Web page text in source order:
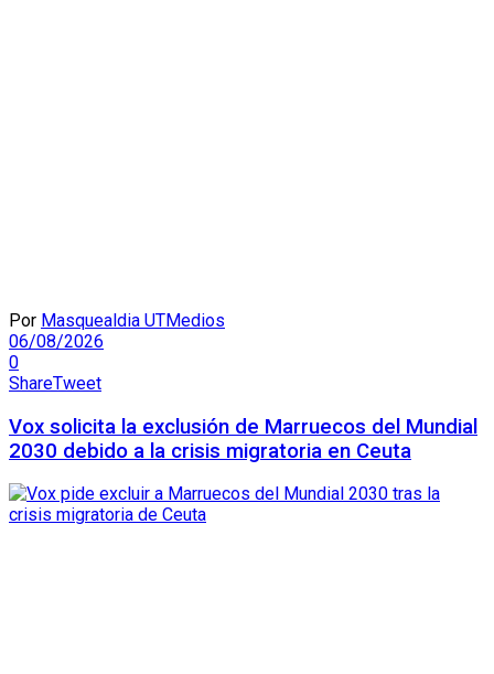
Por Masquealdia UTMedios
06/08/2026
0
ShareTweet
Vox solicita la exclusión de Marruecos del Mundial
2030 debido a la crisis migratoria en Ceuta